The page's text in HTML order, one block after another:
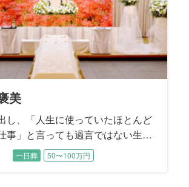
美
し、「人生に使っていたほとんど
事」と言っても過言ではない生き
歳のお父様。 それは一番大切なご
愛情表現の裏返し。 お父様の最後
一日葬 50〜100万円